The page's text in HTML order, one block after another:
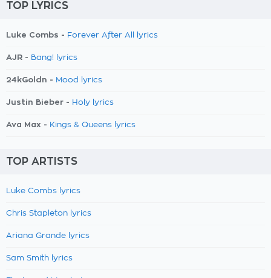
TOP LYRICS
Luke Combs - Forever After All lyrics
AJR - Bang! lyrics
24kGoldn - Mood lyrics
Justin Bieber - Holy lyrics
Ava Max - Kings & Queens lyrics
TOP ARTISTS
Luke Combs lyrics
Chris Stapleton lyrics
Ariana Grande lyrics
Sam Smith lyrics